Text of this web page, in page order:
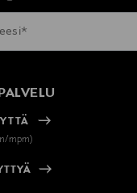
mpm)